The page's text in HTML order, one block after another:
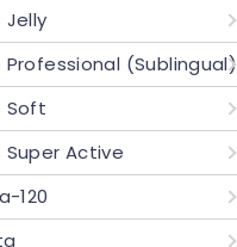
Jelly
Professional (Sublingual)
Soft
Super Active
120